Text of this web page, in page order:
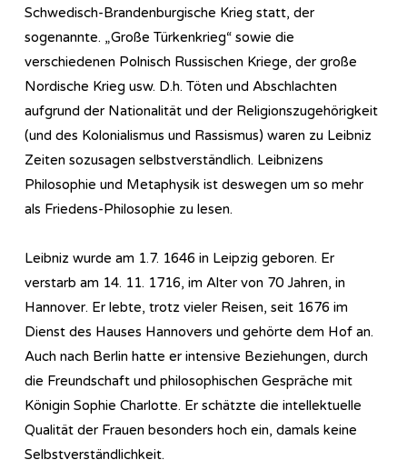
Schwedisch-Brandenburgische Krieg statt, der
sogenannte. „Große Türkenkrieg“ sowie die
verschiedenen Polnisch Russischen Kriege, der große
Nordische Krieg usw. D.h. Töten und Abschlachten
aufgrund der Nationalität und der Religionszugehörigkeit
(und des Kolonialismus und Rassismus) waren zu Leibniz
Zeiten sozusagen selbstverständlich. Leibnizens
Philosophie und Metaphysik ist deswegen um so mehr
als Friedens-Philosophie zu lesen.
Leibniz wurde am 1.7. 1646 in Leipzig geboren. Er
verstarb am 14. 11. 1716, im Alter von 70 Jahren, in
Hannover. Er lebte, trotz vieler Reisen, seit 1676 im
Dienst des Hauses Hannovers und gehörte dem Hof an.
Auch nach Berlin hatte er intensive Beziehungen, durch
die Freundschaft und philosophischen Gespräche mit
Königin Sophie Charlotte. Er schätzte die intellektuelle
Qualität der Frauen besonders hoch ein, damals keine
Selbstverständlichkeit.